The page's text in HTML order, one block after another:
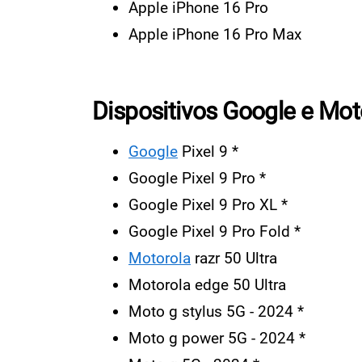
Apple iPhone 16 Pro
Apple iPhone 16 Pro Max
Dispositivos Google e
Google Pixel 9 *
Google Pixel 9 Pro *
Google Pixel 9 Pro XL *
Google Pixel 9 Pro Fold *
Motorola razr 50 Ultra
Motorola edge 50 Ultra
Moto g stylus 5G - 2024 *
Moto g power 5G - 2024 *